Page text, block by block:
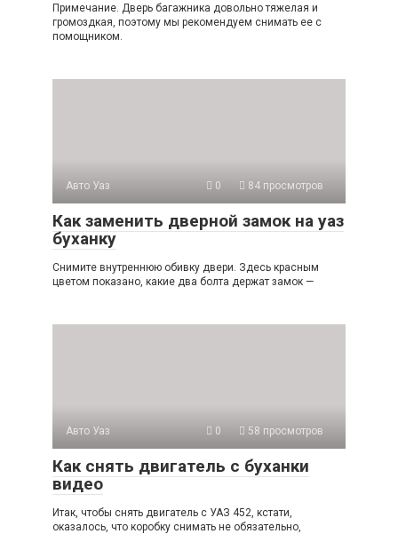
Примечание. Дверь багажника довольно тяжелая и
громоздкая, поэтому мы рекомендуем снимать ее с
помощником.
Авто Уаз 0 84 просмотров
Как заменить дверной замок на уаз
буханку
Снимите внутреннюю обивку двери. Здесь красным
цветом показано, какие два болта держат замок —
Авто Уаз 0 58 просмотров
Как снять двигатель с буханки
видео
Итак, чтобы снять двигатель с УАЗ 452, кстати,
оказалось, что коробку снимать не обязательно,